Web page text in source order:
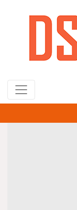
hovedindhold